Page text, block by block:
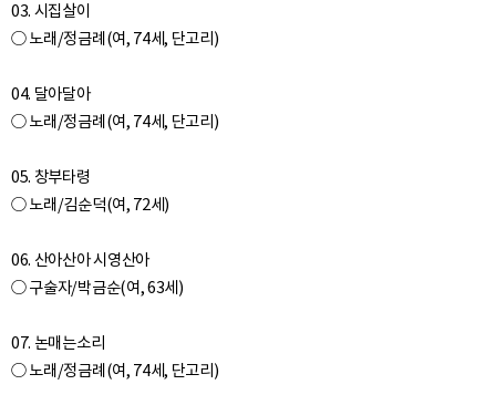
03. 시집살이
○ 노래/정금례(여, 74세, 단고리)
04. 달아달아
○ 노래/정금례(여, 74세, 단고리)
05. 창부타령
○ 노래/김순덕(여, 72세)
06. 산아산아 시영산아
○ 구술자/박금순(여, 63세)
07. 논매는소리
○ 노래/정금례(여, 74세, 단고리)